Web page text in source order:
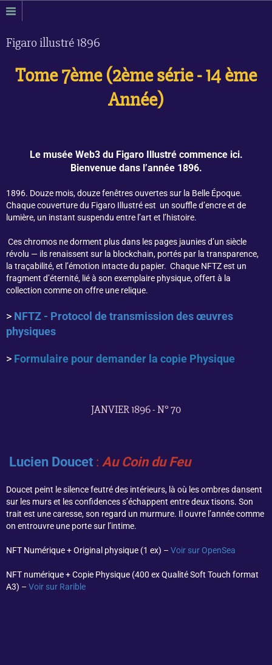
Figaro illustré 1896
Tome 7ème (2ème série - 14 ème
Année)
Le musée Web3 du Figaro Illustré commence ici.
Bienvenue dans l’année 1896.
1896. Douze mois, douze fenêtres ouvertes sur la Belle Époque.
Chaque couverture du Figaro Illustré est un souffle d’encre et de
lumière, un instant suspendu entre l’art et l’histoire.
Ces chromos ne dorment plus dans les pages jaunies d’un siècle
révolu — ils renaissent sur la blockchain, portés par la transparence,
la traçabilité, et l’émotion intacte du papier. Chaque NFTZ est un
fragment d’éternité, lié à son exemplaire physique, offert à la
collection comme on offre une relique.
> NFTZ - Protocol de transmission des œuvres
physiques
> Formulaire pour demander la copie Physique
JANVIER 1896 - N° 70
Lucien Doucet : Au Coin du Feu
Doucet peint le silence feutré des intérieurs, là où les ombres dansent
sur les murs et les confidences s’échappent entre deux tisons. Son
trait est une caresse, son regard un murmure. Il ouvre l’année comme
on entrouvre une porte sur l’intime.
NFT Numérique + Original physique (1 ex) – Voir sur OpenSea
NFT numérique + Copie Physique (400 ex Qualité Soft Touch format
A3) – Voir sur Rarible